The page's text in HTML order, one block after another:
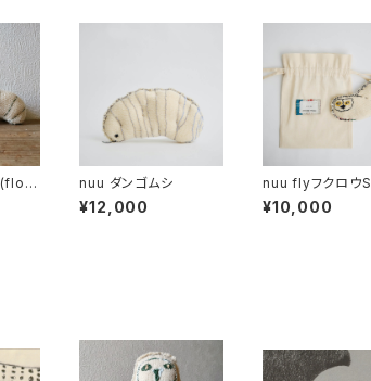
nuu ダンゴムシ
¥12,000
nuu flyフクロウS
¥10,000